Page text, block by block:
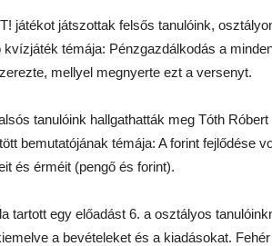
játékot játszottak felsős tanulóink,
témája: Pénzgazdálkodás a
mellyel megnyerte ezt a versenyt.
tanulóink hallgathatták meg Tóth Róbert
bemutatójának témája: A forint fejlődése
és érméit (pengő és forint).
tartott egy előadást 6. a osztályos
a bevételeket és a kiadásokat.